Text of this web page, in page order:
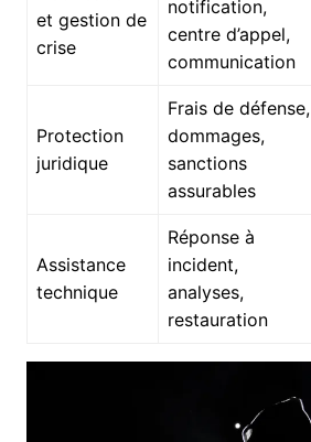
et gestion de
crise
notification,
centre d’appel,
communication
Protection
juridique
Frais de défense,
dommages,
sanctions
assurables
Assistance
technique
Réponse à
incident,
analyses,
restauration